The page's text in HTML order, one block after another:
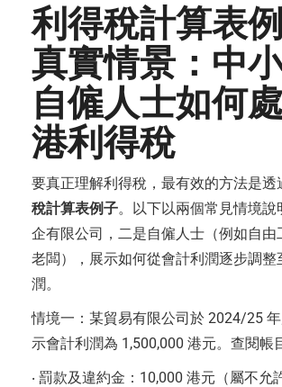
利得稅計算表
真實情景：中
自僱人士如何
港利得稅
要真正理解利得稅，最有效的方法是透
稅計算表例子。以下以兩個常見情境說
企有限公司，二是自僱人士（例如自由
老闆），展示如何從會計利潤逐步調整
潤。
情境一：某貿易有限公司於 2024/25
示會計利潤為 1,500,000 港元。查閱帳
‧ 罰款及違約金：10,000 港元（屬不允